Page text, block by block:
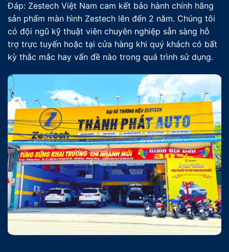
Đáp: Zestech Việt Nam cam kết bảo hành chính hãng
sản phẩm màn hình Zestech lên đến 2 năm. Chúng tôi
có đội ngũ kỹ thuật viên chuyên nghiệp sẵn sàng hỗ
trợ trực tuyến hoặc tại cửa hàng khi quý khách có bất
kỳ thắc mắc hay vấn đề nào trong quá trình sử dụng.